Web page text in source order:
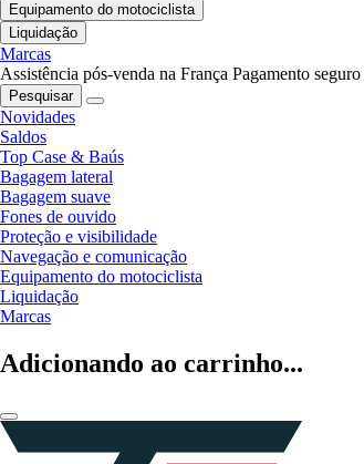
Equipamento do motociclista
Liquidação
Marcas
Assistência pós-venda na França Pagamento seguro
Pesquisar
Novidades
Saldos
Top Case & Baús
Bagagem lateral
Bagagem suave
Fones de ouvido
Proteção e visibilidade
Navegação e comunicação
Equipamento do motociclista
Liquidação
Marcas
Adicionando ao carrinho...